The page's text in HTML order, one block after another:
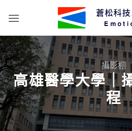
攝影棚
高雄醫學大學｜
程